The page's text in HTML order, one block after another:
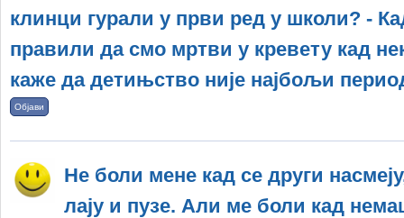
клинци гурали у први ред у школи? -
правили да смо мртви у кревету кад
каже да детињство није најбољи
Објави
Не боли мене кад се други
лају и пузе. Али ме боли кад